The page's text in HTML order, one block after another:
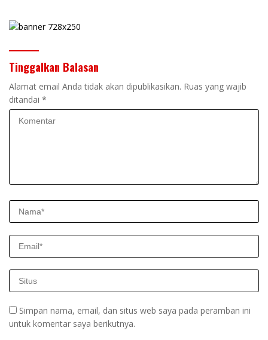
Tinggalkan Balasan
Alamat email Anda tidak akan dipublikasikan. Ruas yang wajib
ditandai *
Simpan nama, email, dan situs web saya pada peramban ini
untuk komentar saya berikutnya.